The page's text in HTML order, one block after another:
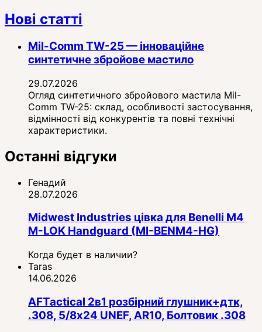
Нові статті
Mil-Comm TW-25 — інноваційне
синтетичне збройове мастило
29.07.2026
Огляд синтетичного збройового мастила Mil-
Comm TW-25: склад, особливості застосування,
відмінності від конкурентів та повні технічні
характеристики.
Останні відгуки
Генадий
28.07.2026
Midwest Industries цівка для Benelli M4
M-LOK Handguard (MI-BENM4-HG)
Когда будет в наличии?
Taras
14.06.2026
AFTactical 2в1 розбірний глушник+дтк,
.308, 5/8x24 UNEF, AR10, Болтовик .308